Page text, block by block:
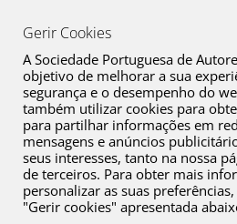
Canal de Denúncia
Plano de Prevenção de Riscos de
Política de Privacidade
Política de Cookies
Gerir Cookies
A Sociedade Portuguesa de
objetivo de melhorar a sua
segurança e o desempenho do
também utilizar cookies para
para partilhar informações em
mensagens e anúncios
seus interesses, tanto na nossa
de terceiros. Para obter mais
personalizar as suas
"Gerir cookies" apresentada